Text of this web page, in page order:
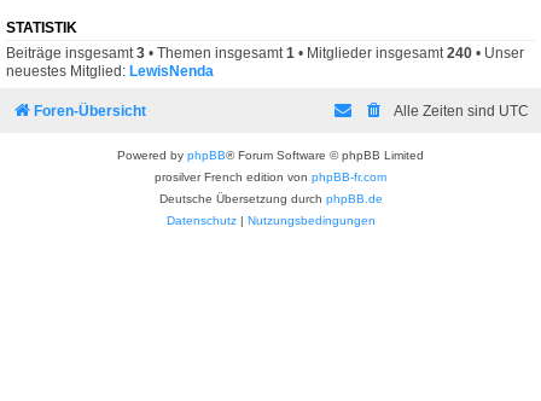
STATISTIK
Beiträge insgesamt3 • Themen insgesamt1 • Mitglieder insgesamt240 • Unser
neuestes Mitglied: LewisNenda
Foren-Übersicht Alle Zeiten sind UTC
Powered by phpBB® Forum Software © phpBB Limited
prosilver French edition von phpBB-fr.com
Deutsche Übersetzung durch phpBB.de
Datenschutz| Nutzungsbedingungen